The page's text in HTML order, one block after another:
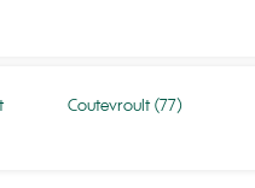
Coutevroult (77)